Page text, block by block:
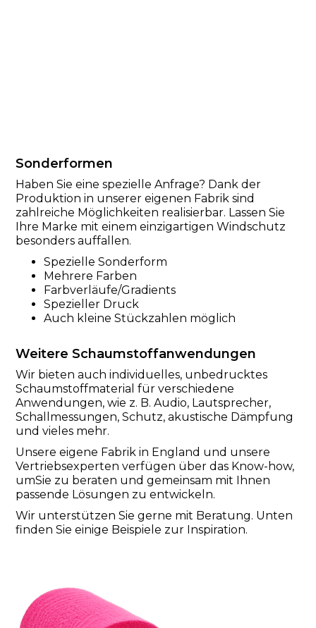
Sonderformen
Haben Sie eine spezielle Anfrage? Dank der
Produktion in unserer eigenen Fabrik sind
zahlreiche Möglichkeiten realisierbar. Lassen Sie
Ihre Marke mit einem einzigartigen Windschutz
besonders auffallen.
Spezielle Sonderform
Mehrere Farben
Farbverläufe/Gradients
Spezieller Druck
Auch kleine Stückzahlen möglich
Weitere Schaumstoffanwendungen
Wir bieten auch individuelles, unbedrucktes
Schaumstoffmaterial für verschiedene
Anwendungen, wie z. B. Audio, Lautsprecher,
Schallmessungen, Schutz, akustische Dämpfung
und vieles mehr.
Unsere eigene Fabrik in England und unsere
Vertriebsexperten verfügen über das Know-how,
umSie zu beraten und gemeinsam mit Ihnen
passende Lösungen zu entwickeln.
Wir unterstützen Sie gerne mit Beratung. Unten
finden Sie einige Beispiele zur Inspiration.